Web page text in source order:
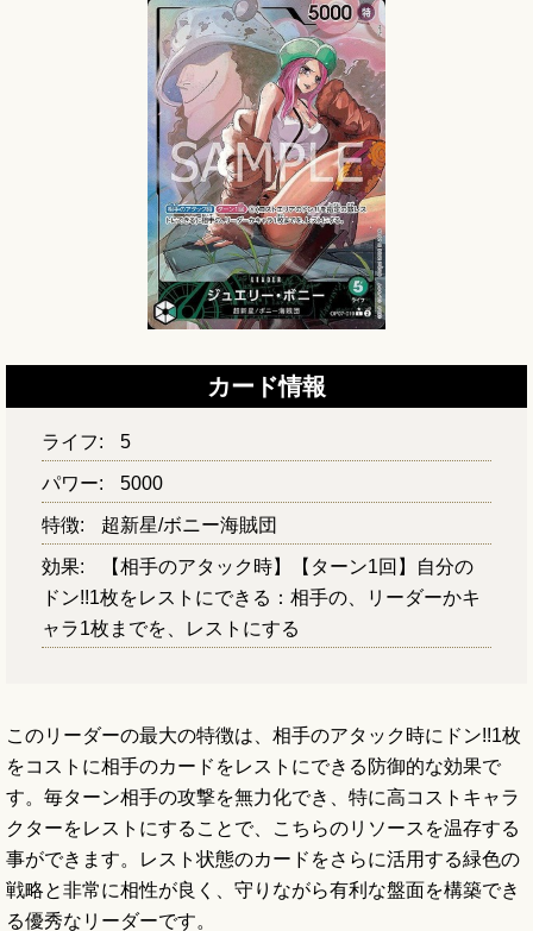
カード情報
ライフ:
5
パワー:
5000
特徴:
超新星/ボニー海賊団
効果:
【相手のアタック時】【ターン1回】自分の
ドン!!1枚をレストにできる：相手の、リーダーかキ
ャラ1枚までを、レストにする
このリーダーの最大の特徴は、相手のアタック時にドン!!1枚
をコストに相手のカードをレストにできる防御的な効果で
す。毎ターン相手の攻撃を無力化でき、特に高コストキャラ
クターをレストにすることで、こちらのリソースを温存する
事ができます。レスト状態のカードをさらに活用する緑色の
戦略と非常に相性が良く、守りながら有利な盤面を構築でき
る優秀なリーダーです。